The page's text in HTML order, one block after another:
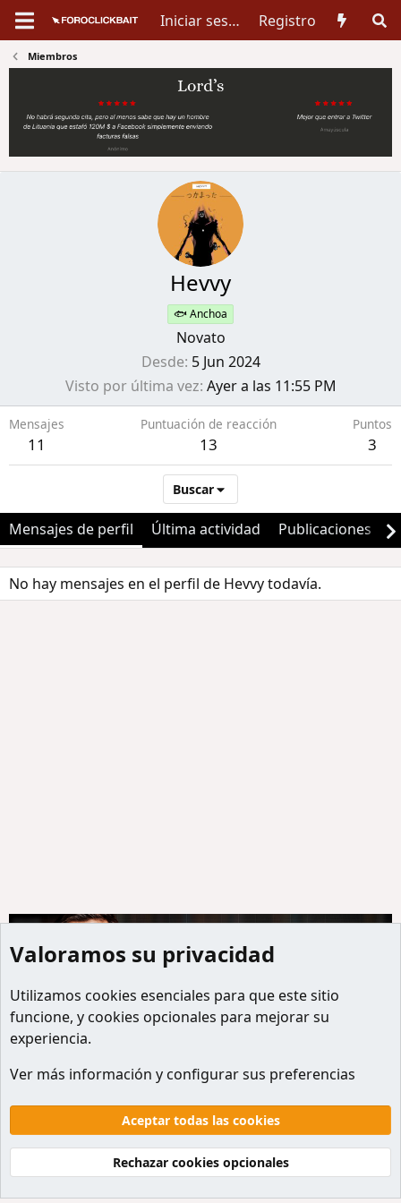
Iniciar sesión Registro
Miembros
Hevvy
🐟 Anchoa
Novato
Desde 5 Jun 2024
Visto por última vez Ayer a las 11:55 PM
Mensajes
11
Puntuación de reacción
13
Puntos
3
Buscar
Mensajes de perfil Última actividad Publicaciones
No hay mensajes en el perfil de Hevvy todavía.
Miembros
Default style
Español
Términos y reglas
Politicas de privacidad
Ayuda
Inicio
R
S
S
Community platform by XenForo® © 2010-2026 XenForo Ltd.
Valoramos su privacidad
Utilizamos cookies esenciales para que este sitio
funcione, y cookies opcionales para mejorar su
experiencia.
Ver más información y configurar sus preferencias
Aceptar todas las cookies
Rechazar cookies opcionales